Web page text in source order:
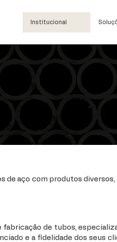
Institucional
aço com produtos
fabricação de tubos,
e a fidelidade dos seus